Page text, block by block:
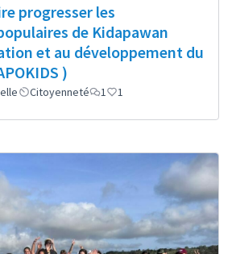
progresser les
de Kidapawan
et au développement du
)
Citoyenneté 1 1